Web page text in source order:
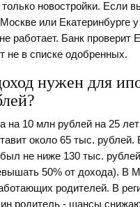
только новостройки. Если
или Екатеринбурге
работает. Банк проверит
не в списке одобренных.
нужен для
на 10 млн рублей на 25
около 65 тыс. рублей.
не ниже 130 тыс.
50% от дохода). В
родителей. В
родитель - шансы